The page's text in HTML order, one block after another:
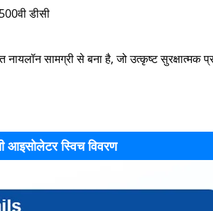
डीसी
सामग्री से बना है, जो उत्कृष्ट सुरक्षात्मक
आइसोलेटर स्विच विवरण